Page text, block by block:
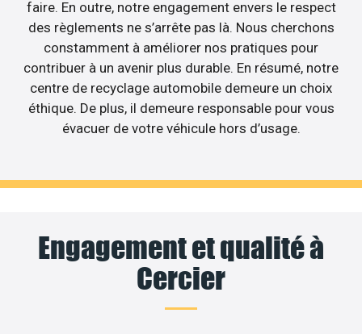
faire. En outre, notre engagement envers le respect
des règlements ne s’arrête pas là. Nous cherchons
constamment à améliorer nos pratiques pour
contribuer à un avenir plus durable. En résumé, notre
centre de recyclage automobile demeure un choix
éthique. De plus, il demeure responsable pour vous
évacuer de votre véhicule hors d’usage.
Engagement et qualité à
Cercier